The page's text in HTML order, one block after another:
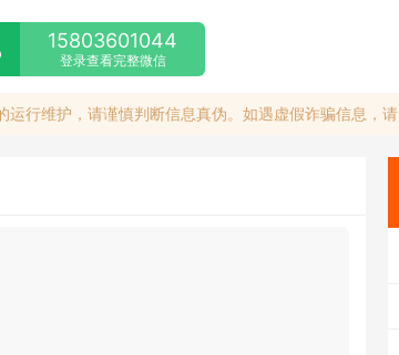
15803601044
登录查看完整微信
行维护，请谨慎判断信息真伪。如遇虚假诈骗信息，请